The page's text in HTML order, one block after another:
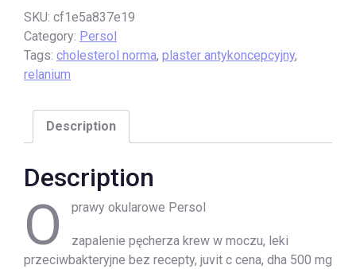
SKU: cf1e5a837e19
Category: Persol
Tags: cholesterol norma, plaster antykoncepcyjny,
relanium
Description
Description
O prawy okularowe Persol
zapalenie pęcherza krew w moczu, leki
przeciwbakteryjne bez recepty, juvit c cena, dha 500 mg